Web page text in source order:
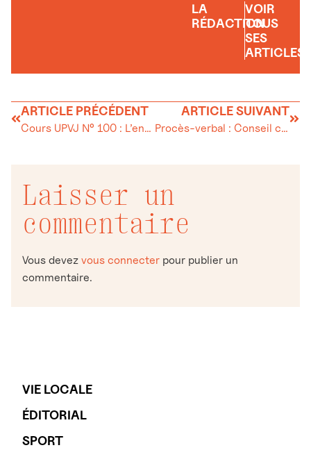
VIE LOCALE
ÉDITORIAL
SPORT
LA
RÉDACTION
VOIR
TOUS
SES
ARTICLES
ARTICLE PRÉCÉDENT
Cours UPVJ N° 100 : L’entretien de sa maison au naturel
ARTICLE SUIVANT
Procès-verbal : Conseil communal du Lieu
Laisser un
commentaire
Vous devez vous connecter pour publier un
commentaire.